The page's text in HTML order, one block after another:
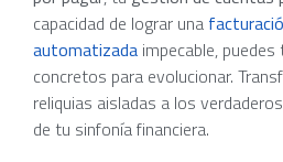
capacidad de lograr una
automatizada impecable,
concretos para evolucionar.
reliquias aisladas a los
de tu sinfonía financiera.